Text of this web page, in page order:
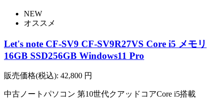
NEW
オススメ
Let's note CF-SV9 CF-SV9R27VS Core i5 メモリ
16GB SSD256GB Windows11 Pro
販売価格(税込): 42,800 円
中古ノートパソコン 第10世代クアッドコアCore i5搭載